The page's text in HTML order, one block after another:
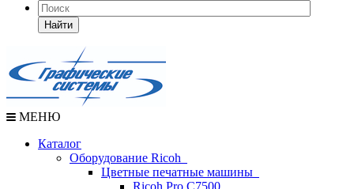
Найти
МЕНЮ
Каталог
Оборудование Ricoh
Цветные печатные машины
Ricoh Pro C7500